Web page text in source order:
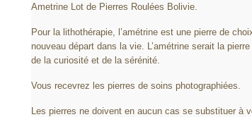
Ametrine Lot de Pierres Roulées Bolivie.
Pour la lithothérapie, l’amétrine est une pierre de
nouveau départ dans la vie. L’amétrine serait la
de la curiosité et de la sérénité.
Vous recevrez les pierres de soins photographiées.
Les pierres ne doivent en aucun cas se substituer à